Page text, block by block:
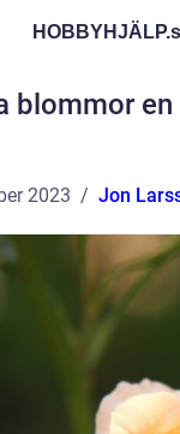
HOBBYHJÄLP.
blommor
2023 Jon